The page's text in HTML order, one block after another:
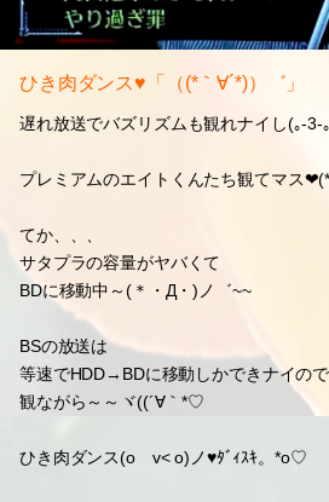
ひき肉ダンス♥「（(*｀∀´*)）゛」
遅れ放送でバズリズムも観れナイし(｡-3-
プレミアムのエイトくんたち観てマス
てか、、、
サタプラの容量がヤバくて
BDに移動中～(＊・Д・)ノ゛~~
BSの放送は
等速でHDD→BDに移動しかできナイので
観ながら～～ヾ((´∀｀*♡
ひき肉ダンス(oゝv< o)ノ♥ﾀﾞｨｽｷ。*о♡